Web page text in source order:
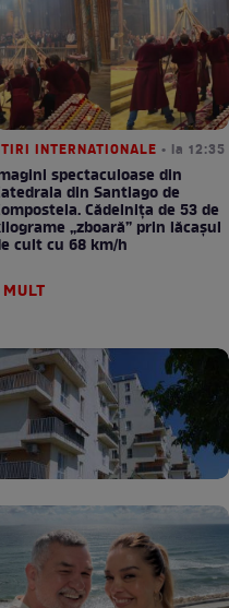
INTERNATIONALE • la 12:35
spectaculoase din
din Santiago de
Cădelnița de 53 de
„zboară” prin lăcașul
cult cu 68 km/h